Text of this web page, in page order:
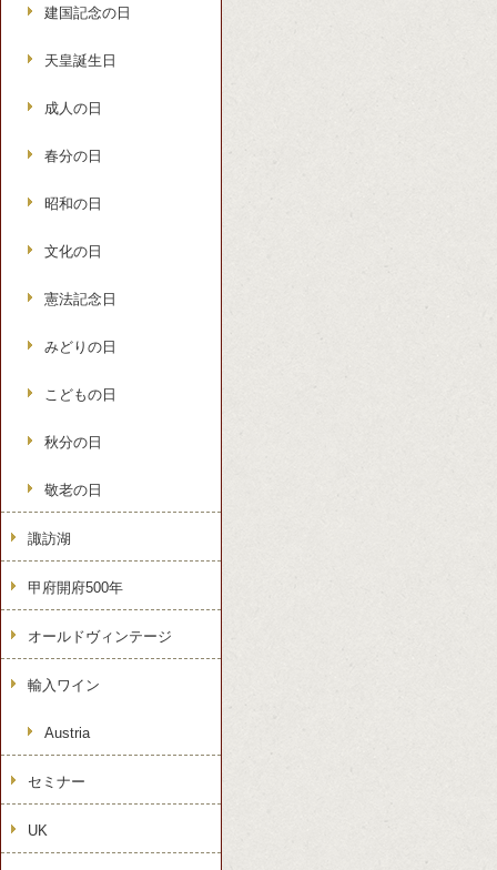
建国記念の日
天皇誕生日
成人の日
春分の日
昭和の日
文化の日
憲法記念日
みどりの日
こどもの日
秋分の日
敬老の日
諏訪湖
甲府開府500年
オールドヴィンテージ
輸入ワイン
Austria
セミナー
UK